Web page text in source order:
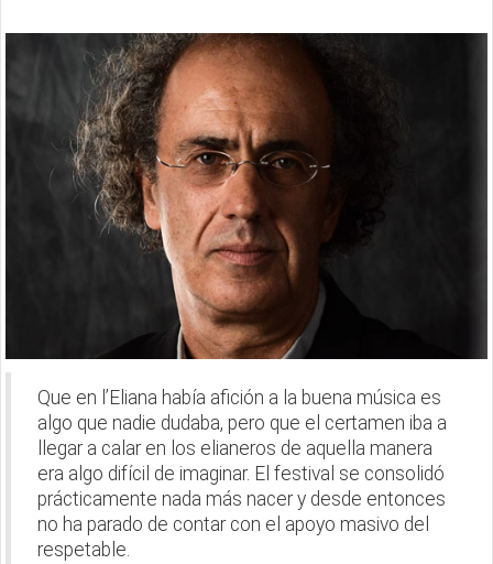
Que en l’Eliana había afición a la buena música es
algo que nadie dudaba, pero que el certamen iba a
llegar a calar en los elianeros de aquella manera
era algo difícil de imaginar. El festival se consolidó
prácticamente nada más nacer y desde entonces
no ha parado de contar con el apoyo masivo del
respetable.